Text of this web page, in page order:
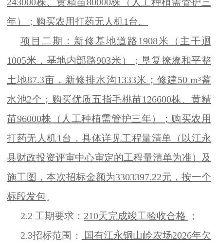
年）；购买农用打药无人机1台。
项目二期：新修基地道路1908米（主干迴
1005米，基地内部路903米）；垦复撩燎和平整
土地87.3亩，新修排水沟1333米；修建50 m³蓄
水池2个；购买优质五指毛桃苗126600株、黄精
苗96000株（人工种植需管护三年）；购买农用
打药无人机1台， 具体详见工程量清单（以江永
县财政投资评审中心审定的工程量清单为准）及
施工图，本次招标金额为3303397.22元，按一个
标段发包。
2.2 工期要求： 210天完成竣工验收合格
；
2.3招标范围：
国有江永铜山岭农场2026年欠